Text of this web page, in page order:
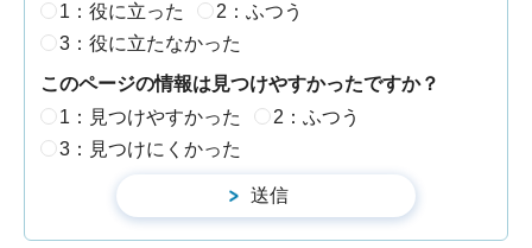
1：役に立った
2：ふつう
3：役に立たなかった
このページの情報は見つけやすかったですか？
1：見つけやすかった
2：ふつう
3：見つけにくかった